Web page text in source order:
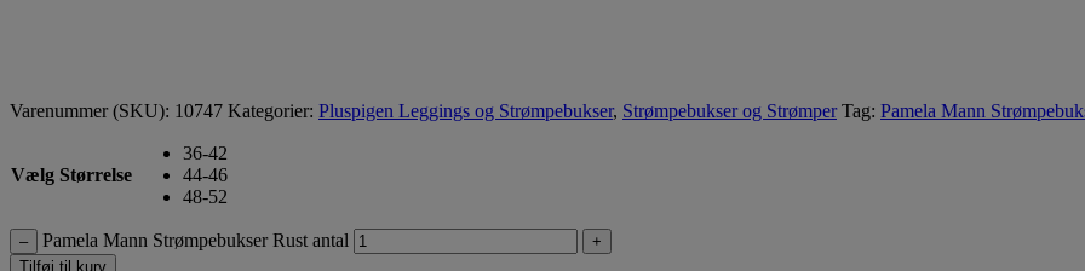
Varenummer (SKU): 10747 Kategorier: Pluspigen Leggings og Strømpebukser, Strømpebukser og Strømper Tag: Pamela Mann
Vælg Størrelse
36-42
44-46
48-52
– Pamela Mann Strømpebukser Rust antal
+
Tilføj til kurv